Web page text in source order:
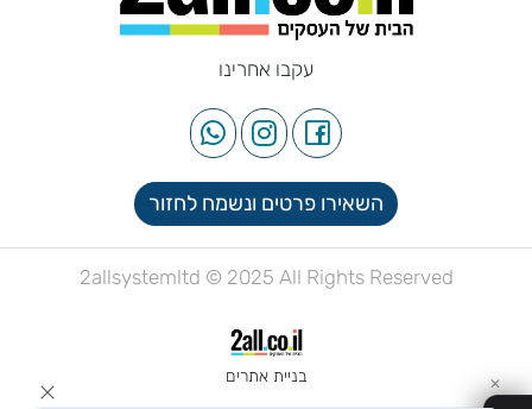
עקבו אחרינו
השאירו פרטים ונשמח לחזור
2allsystemltd © 2025 All Rights Reserved
בניית אתרים ✕